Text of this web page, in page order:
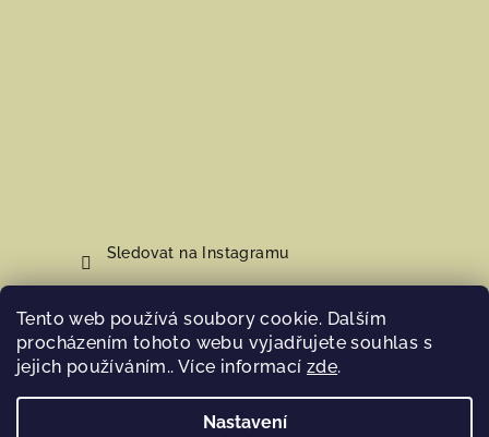
Tento web používá soubory cookie. Dalším
procházením tohoto webu vyjadřujete souhlas s
jejich používáním.. Více informací zde.
Nastavení
Sledovat na Instagramu
Nákupní košík
0ks /0 Kč